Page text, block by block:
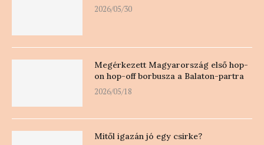
2026/05/30
Megérkezett Magyarország első hop-
on hop-off borbusza a Balaton-partra
2026/05/18
Mitől igazán jó egy csirke?